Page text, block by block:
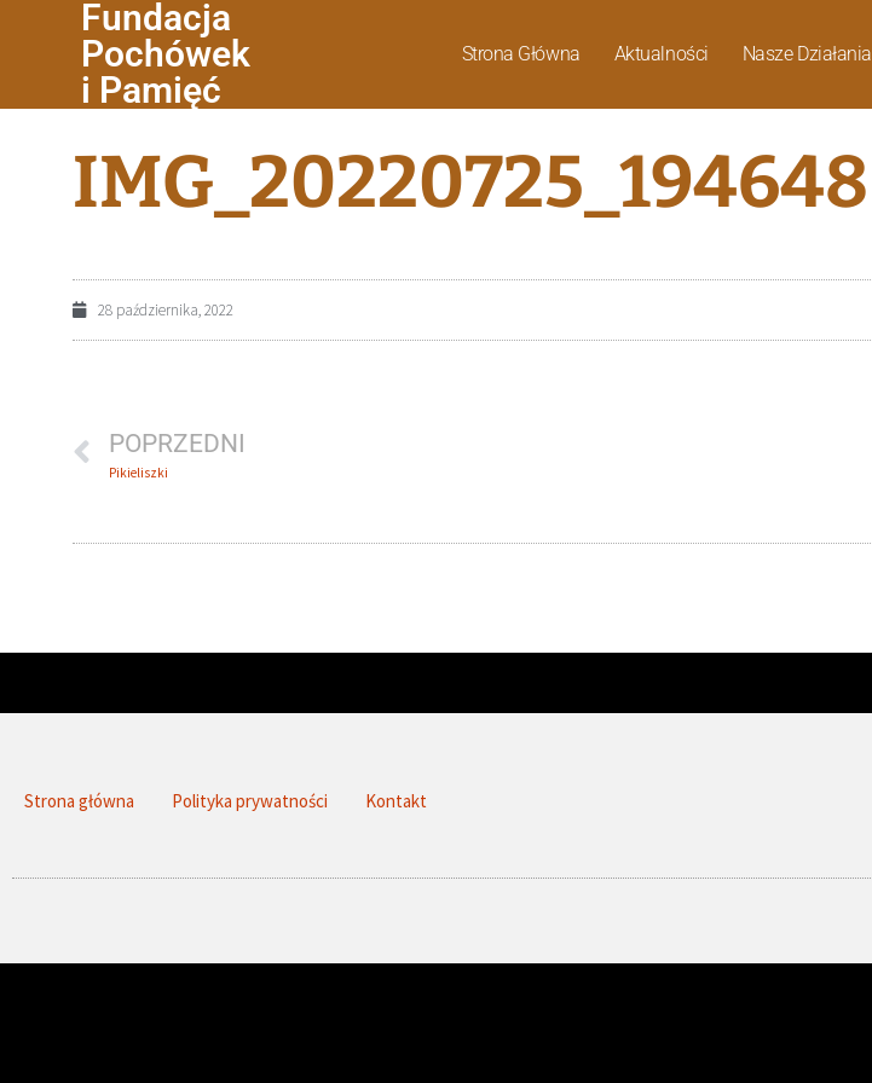
Fundacja
Pochówek
i Pamięć
Strona Główna Aktualności Nasze Działania
IMG_20220725_194648
28 października, 2022
POPRZEDNI
Pikieliszki
Strona główna Polityka prywatności Kontakt